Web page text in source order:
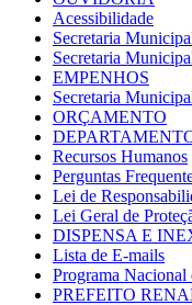
Acessibilidade
Secretaria
Secretaria
EMPENHOS
Secretaria
ORÇAMENTO
Recursos Humanos
Perguntas
Lei de
Lei Geral de
DISPENSA E
Lista de E-mails
Programa Nacional
PREFEITO